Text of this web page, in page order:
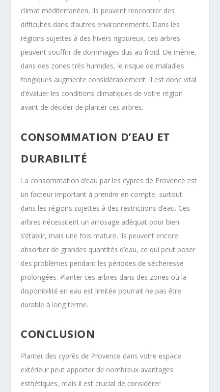
climat méditerranéen, ils peuvent rencontrer des
difficultés dans d’autres environnements. Dans les
régions sujettes à des hivers rigoureux, ces arbres
peuvent souffrir de dommages dus au froid. De même,
dans des zones très humides, le risque de maladies
fongiques augmente considérablement. Il est donc vital
d’évaluer les conditions climatiques de votre région
avant de décider de planter ces arbres.
CONSOMMATION D’EAU ET
DURABILITÉ
La consommation d’eau par les cyprès de Provence est
un facteur important à prendre en compte, surtout
dans les régions sujettes à des restrictions d’eau. Ces
arbres nécessitent un arrosage adéquat pour bien
s’établir, mais une fois mature, ils peuvent encore
absorber de grandes quantités d’eau, ce qui peut poser
des problèmes pendant les périodes de sécheresse
prolongées. Planter ces arbres dans des zones où la
disponibilité en eau est limitée pourrait ne pas être
durable à long terme.
CONCLUSION
Planter des cyprès de Provence dans votre espace
extérieur peut apporter de nombreux avantages
esthétiques, mais il est crucial de considérer